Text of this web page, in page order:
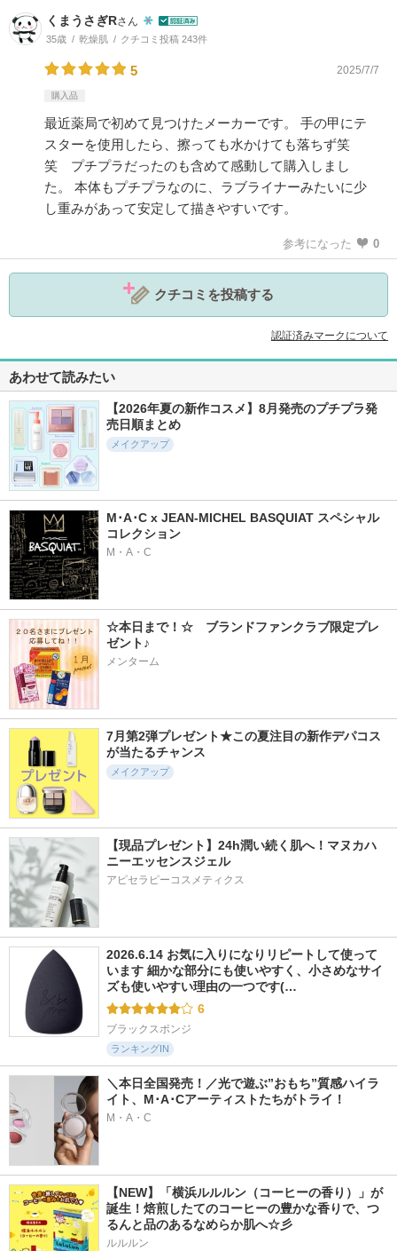
くまうさぎRさん
35歳 乾燥肌 クチコミ投稿 243件
5 2025/7/7
購入品
最近薬局で初めて見つけたメーカーです。 手の甲にテ
スターを使用したら、擦っても水かけても落ちず笑
笑 プチプラだったのも含めて感動して購入しまし
た。 本体もプチプラなのに、ラブライナーみたいに少
し重みがあって安定して描きやすいです。
参考になった 0
クチコミを投稿する
認証済みマークについて
あわせて読みたい
【2026年夏の新作コスメ】8月発売のプチプラ発
売日順まとめ
メイクアップ
M･A･C x JEAN-MICHEL BASQUIAT スペシャル
コレクション
M・A・C
☆本日まで！☆　ブランドファンクラブ限定プレ
ゼント♪
メンターム
7月第2弾プレゼント★この夏注目の新作デパコス
が当たるチャンス
メイクアップ
【現品プレゼント】24h潤い続く肌へ！マヌカハ
ニーエッセンスジェル
アピセラピーコスメティクス
2026.6.14 お気に入りになりリピートして使って
います 細かな部分にも使いやすく、小さめなサイ
ズも使いやすい理由の一つです(…
6
ブラックスポンジ
ランキングIN
＼本日全国発売！／光で遊ぶ”おもち”質感ハイラ
イト、M･A･Cアーティストたちがトライ！
M・A・C
【NEW】「横浜ルルルン（コーヒーの香り）」が
誕生！焙煎したてのコーヒーの豊かな香りで、つ
るんと品のあるなめらか肌へ☆彡
ルルルン